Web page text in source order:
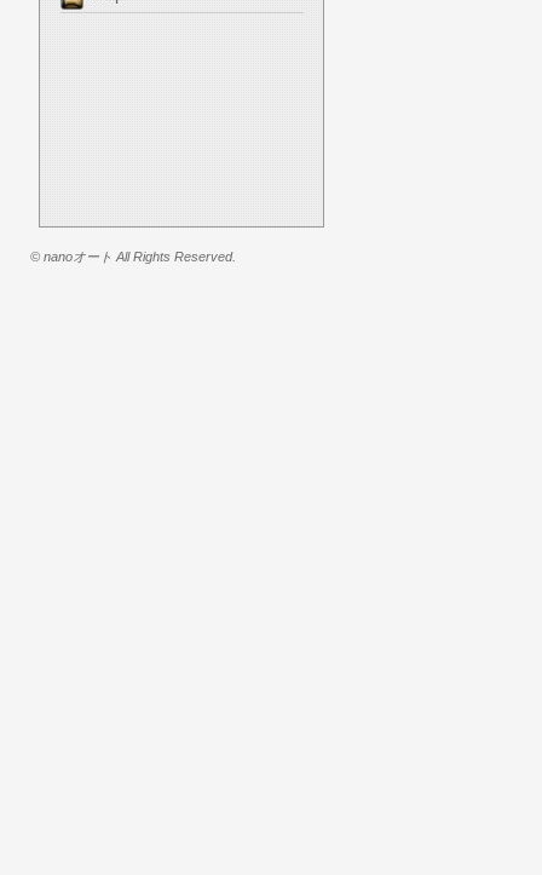
© nanoオート All Rights Reserved.